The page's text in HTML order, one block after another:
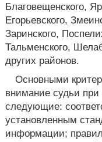
Благовещенского,
Егорьевского,
Заринского,
Тальменского,
других районов.
Основными
внимание судьи
следующие:
установленным
информации;